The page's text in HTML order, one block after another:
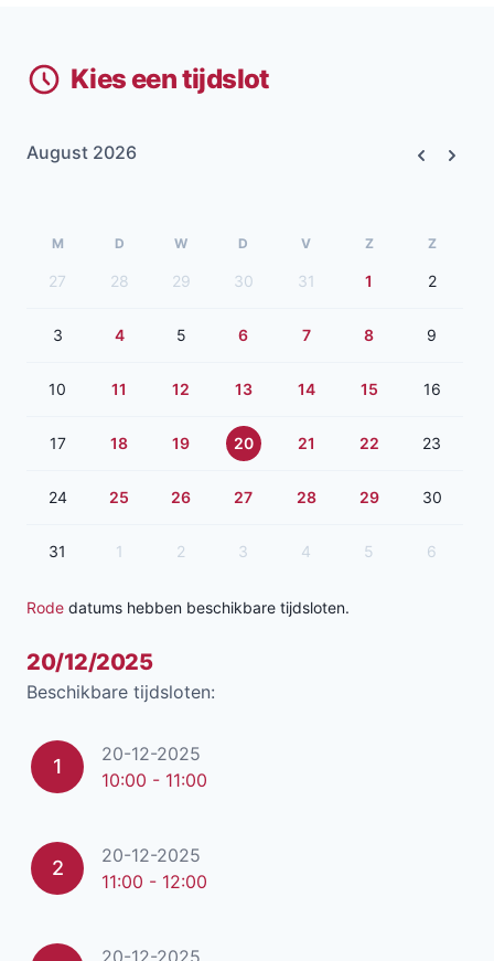
Kies een tijdslot
August 2026
M D W D V Z Z
27 28 29 30 31 1 2
3 4 5 6 7 8 9
10 11 12 13 14 15 16
17 18 19 20 21 22 23
24 25 26 27 28 29 30
31 1 2 3 4 5 6
Rode datums hebben beschikbare tijdsloten.
20/12/2025
Beschikbare tijdsloten:
1
20-12-2025
10:00 - 11:00
2
20-12-2025
11:00 - 12:00
20-12-2025